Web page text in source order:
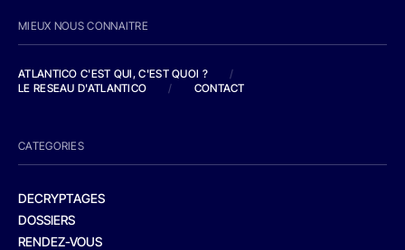
MIEUX NOUS CONNAITRE
ATLANTICO C'EST QUI, C'EST QUOI ?
/
LE RESEAU D'ATLANTICO
/ CONTACT
CATEGORIES
DECRYPTAGES
DOSSIERS
RENDEZ-VOUS